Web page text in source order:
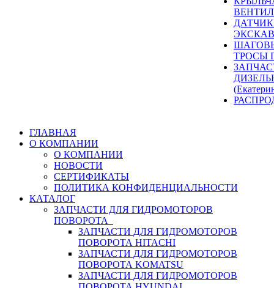
ТРОСЫ
ГЛАВНАЯ
О КОМПАНИИ
О КОМПАНИИ
НОВОСТИ
СЕРТИФИКАТЫ
ПОЛИТИКА КОНФИДЕНЦИАЛЬНОСТИ
КАТАЛОГ
ЗАПЧАСТИ ДЛЯ ГИДРОМОТОРОВ
ПОВОРОТА
ЗАПЧАСТИ ДЛЯ ГИДРОМОТОРОВ
ПОВОРОТА HITACHI
ЗАПЧАСТИ ДЛЯ ГИДРОМОТОРОВ
ПОВОРОТА KOMATSU
ЗАПЧАСТИ ДЛЯ ГИДРОМОТОРОВ